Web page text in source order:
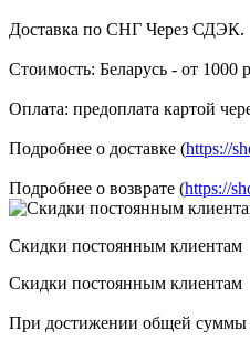
Доставка по СНГ Через СДЭК.
Стоимость: Беларусь - от 1000
Оплата: предоплата картой
Подробнее о доставке (https://
Подробнее о возврате (https://
Скидки постоянным клиентам
Скидки постоянным клиентам
При достижении общей суммы